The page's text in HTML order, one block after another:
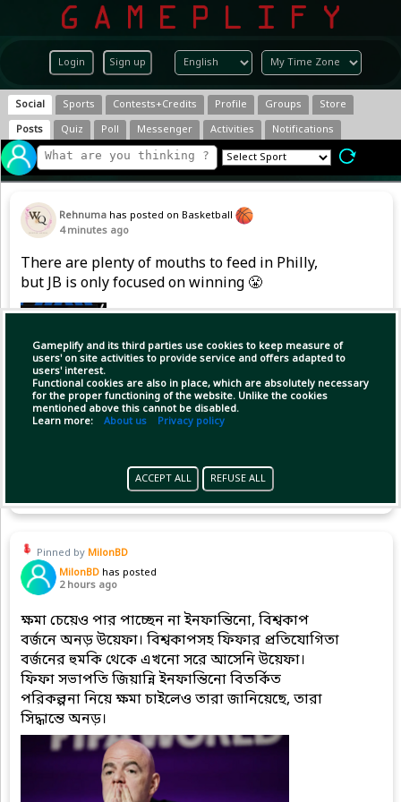
Login Sign up
Gameplify and its third parties use cookies to keep measure of
users' on site activities to provide service and offers adapted to
users' interest.
Functional cookies are also in place, which are absolutely necessary
for the proper functioning of the website. Unlike the cookies
mentioned above this cannot be disabled.
Learn more: About us Privacy policy
ACCEPT ALL REFUSE ALL
Social Sports Contests+Credits Profile Groups
Store
Posts
Quiz Poll Messenger Activities Notifications
Rehnuma has posted on Basketball
4 minutes ago
There are plenty of mouths to feed in Philly,
but JB is only focused on winning 😤
Pinned by MilonBD
MilonBD has posted
2 hours ago
ক্ষমা চেয়েও পার পাচ্ছেন না ইনফান্তিনো, বিশ্বকাপ
বর্জনে অনড় উয়েফা। বিশ্বকাপসহ ফিফার প্রতিযোগিতা
বর্জনের হুমকি থেকে এখনো সরে আসেনি উয়েফা।
ফিফা সভাপতি জিয়ান্নি ইনফান্তিনো বিতর্কিত
পরিকল্পনা নিয়ে ক্ষমা চাইলেও তারা জানিয়েছে, তারা
সিদ্ধান্তে অনড়।